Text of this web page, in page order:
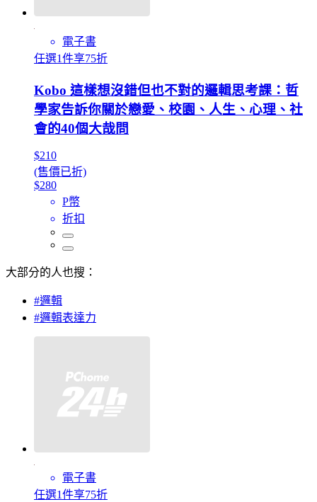
電子書
任選1件享75折
Kobo 這樣想沒錯但也不對的邏輯思考課：哲
學家告訴你關於戀愛、校園、人生、心理、社
會的40個大哉問
$210
(售價已折)
$280
P幣
折扣
大部分的人也搜：
#邏輯
#邏輯表達力
電子書
任選1件享75折